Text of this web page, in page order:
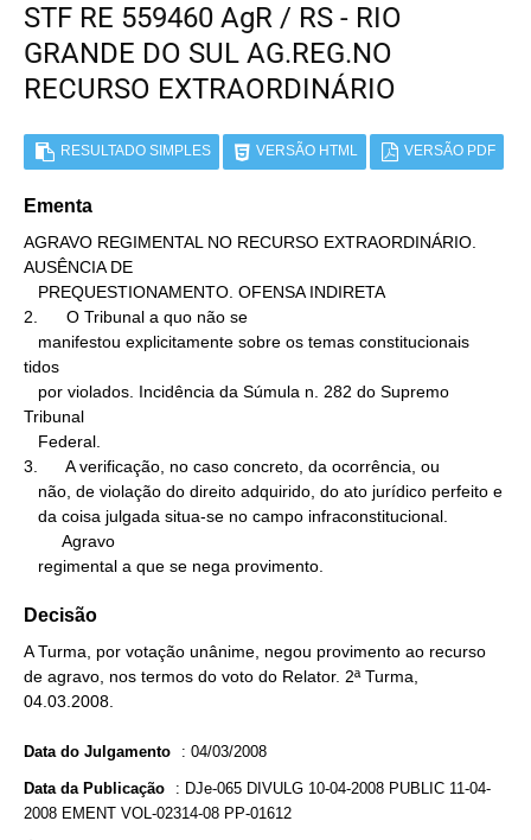
STF RE 559460 AgR / RS - RIO
GRANDE DO SUL AG.REG.NO
RECURSO EXTRAORDINÁRIO
RESULTADO SIMPLES VERSÃO HTML VERSÃO PDF
Ementa
AGRAVO REGIMENTAL NO RECURSO EXTRAORDINÁRIO.
AUSÊNCIA DE
2.      O Tribunal a quo não se
tidos
Tribunal
3.      A verificação, no caso concreto, da ocorrência, ou
   regimental a que se nega provimento.
Decisão
A Turma, por votação unânime, negou provimento ao recurso
de agravo, nos termos do voto do Relator. 2ª Turma,
04.03.2008.
Data do Julgamento : 04/03/2008
Data da Publicação : DJe-065 DIVULG 10-04-2008 PUBLIC 11-04-
2008 EMENT VOL-02314-08 PP-01612